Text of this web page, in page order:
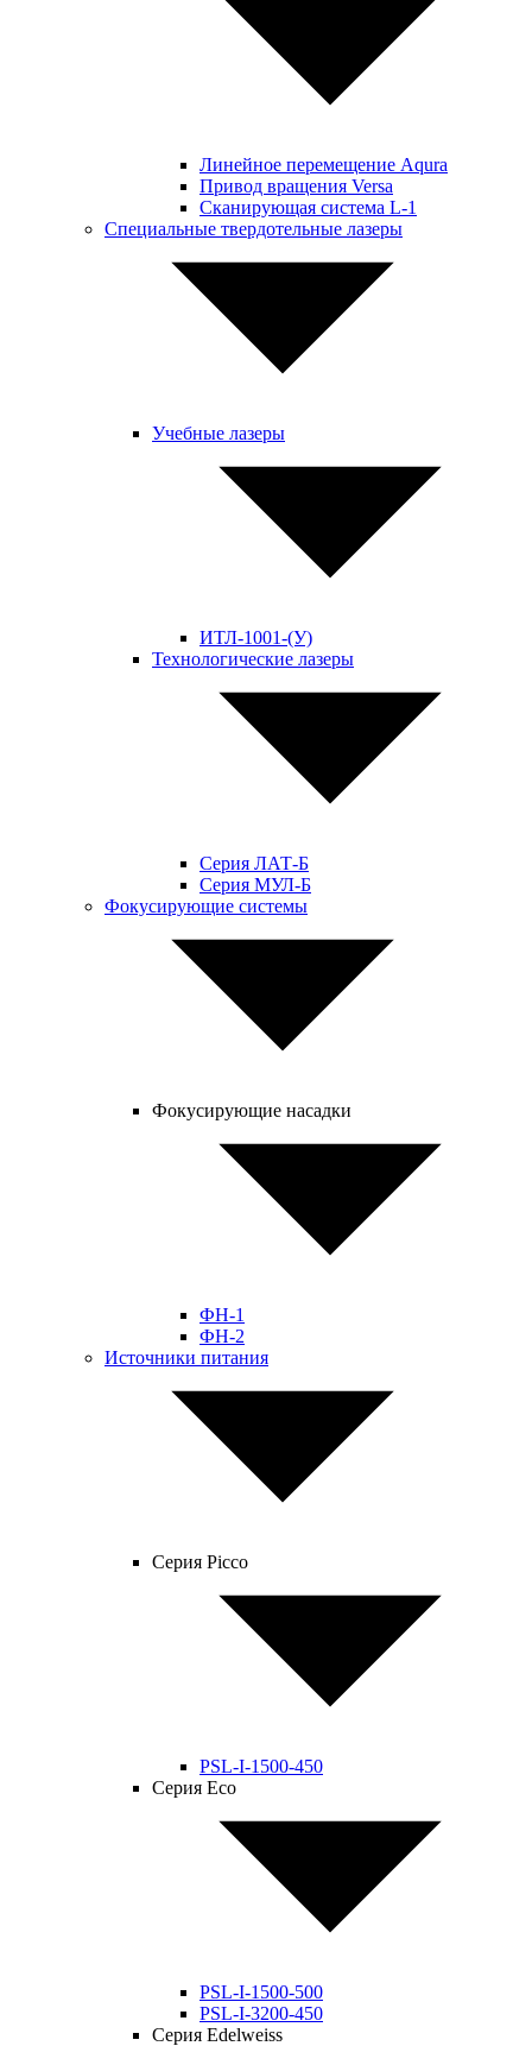
Линейное перемещение Aqura
Привод вращения Versa
Сканирующая система L-1
Специальные твердотельные лазеры
Учебные лазеры
ИТЛ-1001-(У)
Технологические лазеры
Серия ЛАТ-Б
Серия МУЛ-Б
Фокусирующие системы
Фокусирующие насадки
ФН-1
ФН-2
Источники питания
Серия Picco
PSL-I-1500-450
Серия Eco
PSL-I-1500-500
PSL-I-3200-450
Серия Edelweiss